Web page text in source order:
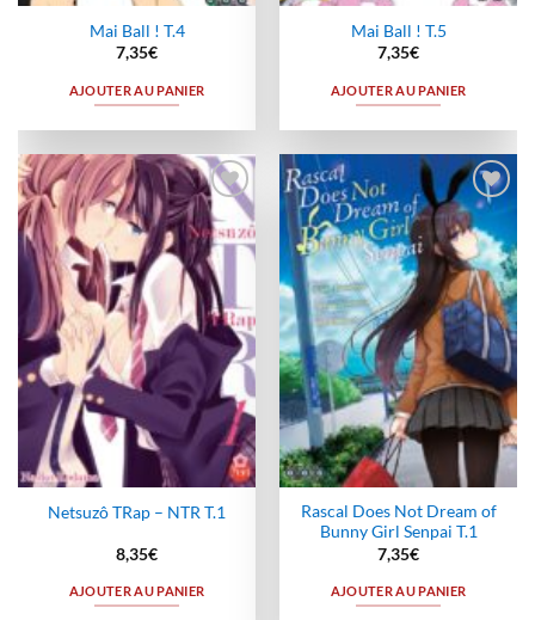
Mai Ball ! T.4
7,35€
AJOUTER AU PANIER
Mai Ball ! T.5
7,35€
AJOUTER AU PANIER
Ajouter
à la
wishlist
Netsuzô TRap – NTR T.1
8,35€
AJOUTER AU PANIER
Ajouter
à la
wishlist
Rascal Does Not Dream of
Bunny Girl Senpai T.1
7,35€
AJOUTER AU PANIER